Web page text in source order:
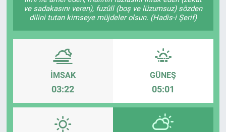
ve sadakasını veren), fuzûlî (boş ve lüzumsuz) sözden
dilini tutan kimseye müjdeler olsun. (Hadis-i Şerif)
İMSAK
03:22
GÜNEŞ
05:01
EĞİTİM
POLİTİKA
SAĞLIK